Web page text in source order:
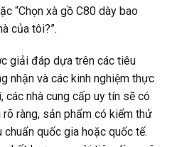
“Chọn xà gồ C80 dày bao
của tôi?”.
giải đáp dựa trên các tiêu
nhận và các kinh nghiệm thực
các nhà cung cấp uy tín sẽ có
ràng, sản phẩm có kiểm thử
quốc gia hoặc quốc tế.